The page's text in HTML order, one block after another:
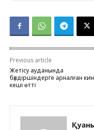
Previous article
Жетісу ауданында
бүлдіршіндерге арналған
кеші өтті